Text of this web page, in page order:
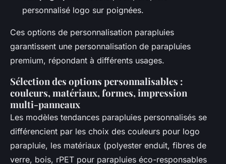
personnalisé logo sur poignées.
Ces options de personnalisation parapluies
garantissent une personnalisation de parapluies
premium, répondant à différents usages.
Sélection des options personnalisables :
couleurs, matériaux, formes, impression
multi-panneaux
Les modèles tendances parapluies personnalisés se
différencient par les choix des couleurs pour logo
parapluie, les matériaux (polyester enduit, fibres de
verre, bois, rPET pour parapluies éco-responsables